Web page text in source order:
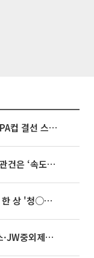
한화생명, 젠지에 2-1 역전승⋯KeSPA컵 결선 스테이지 2 직행
대규모 공급 ‘최후 카드’ 그린벨트⋯관건은 ‘속도’ [주택공급 승부수의 조건]
'2TV 생생정보' 오늘방송맛집- 민어 한 상 '청○○○' vs 전복 한 상 '명○'
[오늘의 주요공시] 삼성바이오에피스·JW중외제약·한미반도체·SK바이오사이언스 등